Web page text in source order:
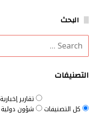
البحث
التصنيفات
كل التصنيفات
تقارير إخبارية
شؤون دولية